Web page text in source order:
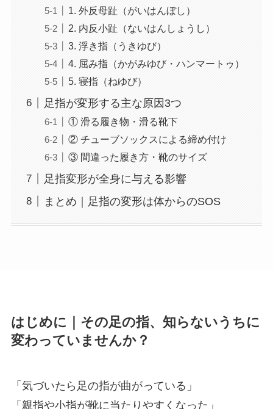
1. 外反母趾（がいはんぼし）
2. 内反小趾（ないはんしょうし）
3. 浮き指（うきゆび）
4. 屈み指（かがみゆび・ハンマートゥ）
5. 寝指（ねゆび）
足指が変形する主な原因3つ
① 滑る履き物・滑る靴下
② チューブソックスによる締め付け
③ 間違った履き方・靴のサイズ
足指変形が全身に与える影響
まとめ｜足指の変形は体からのSOS
はじめに｜その足の指、知らないうちに
変わっていませんか？
「気づいたら足の指が曲がっている」
「親指や小指が靴に当たりやすくなった」